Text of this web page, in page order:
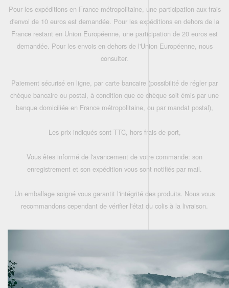
Pour les expéditions en France métropolitaine, une participation aux frais
d'envoi de 10 euros est demandée. Pour les expéditions en dehors de la
France restant en Union Européenne, une participation de 20 euros est
demandée. Pour les envois en dehors de l'Union Européenne, nous
consulter.
Paiement sécurisé en ligne, par carte bancaire (possibilité de régler par
chèque bancaire ou postal, à condition que ce chèque soit émis par une
banque domiciliée en France métropolitaine, ou par mandat postal),
Les prix indiqués sont TTC, hors frais de port,
Vous êtes informé de l'avancement de votre commande: son
enregistrement et son expédition vous sont notifiés par mail.
Un emballage soigné vous garantit l'intégrité des produits. Nous vous
recommandons cependant de vérifier l'état du colis à la livraison.